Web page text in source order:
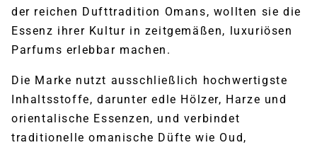
der reichen Dufttradition Omans, wollten sie die
Essenz ihrer Kultur in zeitgemäßen, luxuriösen
Parfums erlebbar machen.
Die Marke nutzt ausschließlich hochwertigste
Inhaltsstoffe, darunter edle Hölzer, Harze und
orientalische Essenzen, und verbindet
traditionelle omanische Düfte wie Oud,